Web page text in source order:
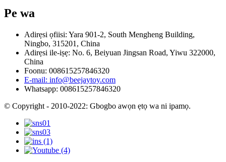
Pe wa
Adirẹsi ọfiisi: Yara 901-2, South Mengheng Building,
Ningbo, 315201, China
Adirẹsi ile-iṣẹ: No. 6, Beiyuan Jingsan Road, Yiwu 322000,
China
Foonu: 008615257846320
E-mail: info@beejaytoy.com
Whatsapp: 008615257846320
© Copyright - 2010-2022: Gbogbo awọn ẹtọ wa ni ipamọ.